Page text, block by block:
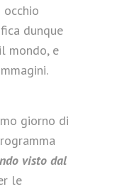
dunque
mondo, e
giorno di
visto dal
le